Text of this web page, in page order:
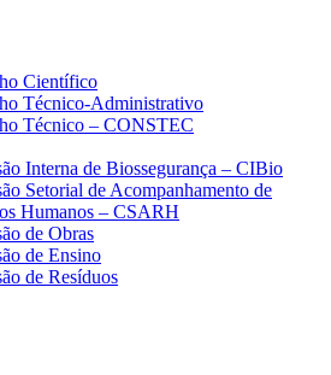
Científico
Técnico-Administrativo
Técnico – CONSTEC
Interna de Biossegurança – CIBio
Setorial de Acompanhamento de
Humanos – CSARH
de Obras
de Ensino
de Resíduos